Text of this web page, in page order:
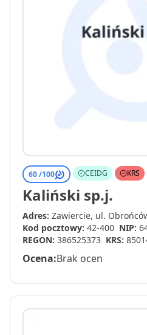
60 /100 CEIDG KRS
Kaliński sp.j.
Adres: Zawiercie, ul.
Kod pocztowy: 42-400 NIP:
REGON: 386525373 KRS:
Ocena:Brak ocen